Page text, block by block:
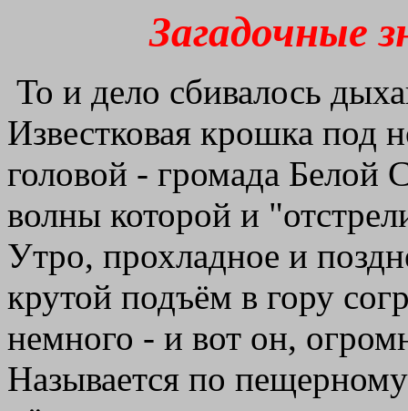
Загадочные
То и дело сбивалось
Известковая крошка под
головой - громада Белой
волны которой и
Утро, прохладное и
крутой подъём в гору
немного - и вот он,
Называется по